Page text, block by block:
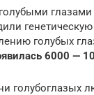
голубых
6000 —
голубоглазых